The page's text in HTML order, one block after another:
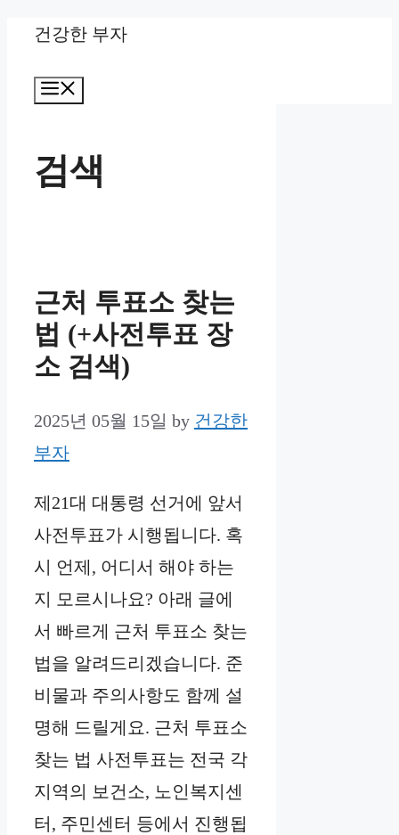
Skip
content
건강한 부자
검색
근처 투표소 찾는
법 (+사전투표 장
소 검색)
2025년 05월 15일 by 건강한
부자
제21대 대통령 선거에 앞서
사전투표가 시행됩니다. 혹
시 언제, 어디서 해야 하는
지 모르시나요? 아래 글에
서 빠르게 근처 투표소 찾는
법을 알려드리겠습니다. 준
비물과 주의사항도 함께 설
명해 드릴게요. 근처 투표소
찾는 법 사전투표는 전국 각
지역의 보건소, 노인복지센
터, 주민센터 등에서 진행됩